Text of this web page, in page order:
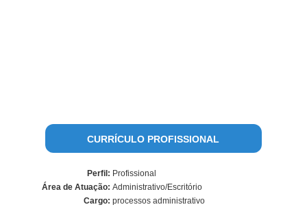
CURRÍCULO PROFISSIONAL
Perfil: Profissional
Área de Atuação: Administrativo/Escritório
Cargo: processos administrativo